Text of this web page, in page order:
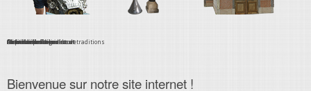
Musée exposition arts et traditions
Atelier animation future
Coqs clocher
Plancher en bois debout
Locataire des lieux
La fontaine
Détail de la fontaine
Atelier de la forge
Cheminée - Atelier nord
Bienvenue sur notre site internet !